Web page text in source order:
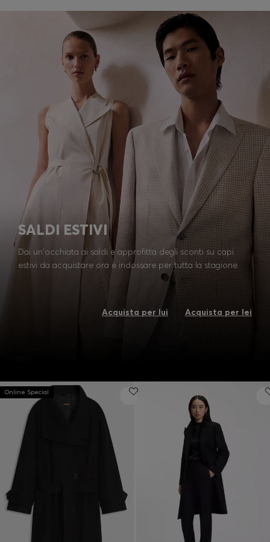
SALDI ESTIVI
Dai un'occhiata ai saldi e approfitta degli sconti su capi
estivi da acquistare ora e indossare per tutta la stagione.
Acquista per lui Acquista per lei
Online Special